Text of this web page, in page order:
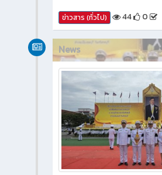
ข่าวสาร (ทั่วไป) 44 0
News